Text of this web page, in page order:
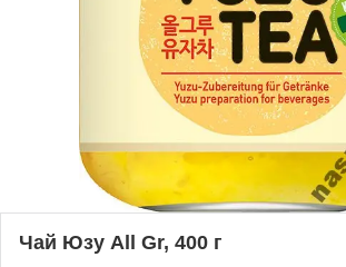
Чай Юзу All Gr, 400 г